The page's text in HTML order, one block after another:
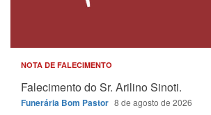
NOTA DE FALECIMENTO
Falecimento do Sr. Arilino Sinoti.
Funerária Bom Pastor 8 de agosto de 2026